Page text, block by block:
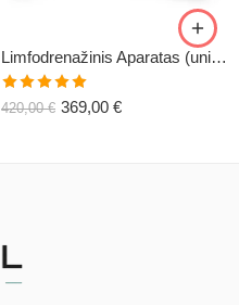
Limfodrenažinis Aparatas (universalus) C6
Įvertinimas:
5.00
420,00€ 369,00 €